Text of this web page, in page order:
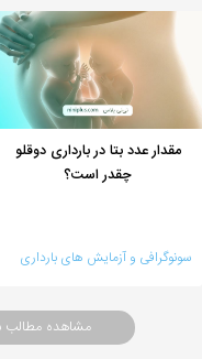
مقدار عدد بتا در بارداری دوقلو
چقدر است؟
سونوگرافی و آزمایش های بارداری
مشاهده مطالب